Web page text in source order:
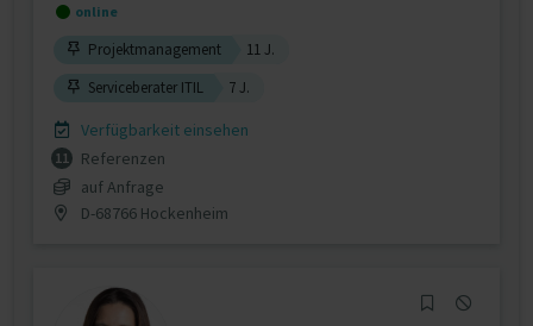
online
Projektmanagement
11 J.
Serviceberater ITIL
7 J.
Verfügbarkeit einsehen
11
Referenzen
auf Anfrage
D-68766 Hockenheim